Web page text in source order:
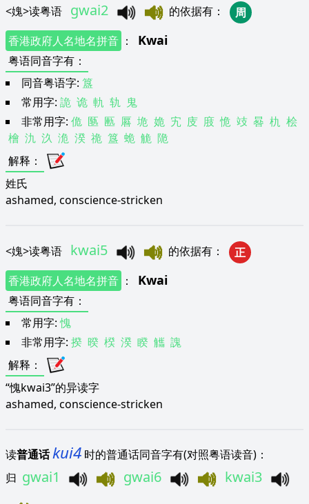
<媿>读粤语 gwai2 的依据有 ：
周
香港政府人名地名拼音 ： Kwai
粤语同音字有 ：
同音粤语字: 簋
常用字: 詭 诡 軌 轨 鬼
非常用字: 佹 匦 匭 厬 垝 姽 宄 庋 庪 恑 攱 晷 朹 桧
檜 氿 汣 洈 湀 祪 簋 蛫 觤 陒
解释 ：
姓氏
ashamed, conscience-stricken
<媿>读粤语 kwai5 的依据有 ：
正
香港政府人名地名拼音 ： Kwai
粤语同音字有 ：
常用字: 愧
非常用字: 揆 暌 楑 湀 睽 觿 謉
解释 ：
“愧kwai3”的异读字
ashamed, conscience-stricken
读普通话kui4 时的普通话同音字有(对照粤语读音)：
归 gwai1 gwai6 kwai3